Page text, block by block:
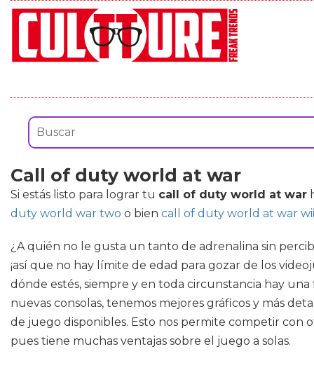
Call of duty world at war
Si estás listo para lograr tu call of duty world at war
duty world war two o bien call of duty world at war wii
¿A quién no le gusta un tanto de adrenalina sin
¡así que no hay límite de edad para gozar de los
dónde estés, siempre y en toda circunstancia hay
nuevas consolas, tenemos mejores gráficos y más
de juego disponibles. Esto nos permite competir con
pues tiene muchas ventajas sobre el juego a solas.